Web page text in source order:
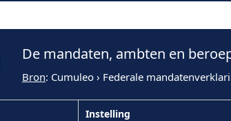
De mandaten, ambten en
Bron: Cumuleo › Federale
Instelling